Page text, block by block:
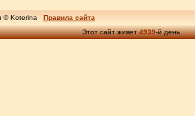
© Koterina
Правила сайта
Этот сайт живет4939-й день